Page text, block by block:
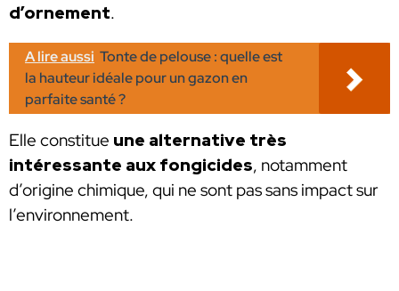
d’ornement.
A lire aussi Tonte de pelouse : quelle est
la hauteur idéale pour un gazon en
parfaite santé ?
Elle constitue une alternative très
intéressante aux fongicides, notamment
d’origine chimique, qui ne sont pas sans impact sur
l’environnement.